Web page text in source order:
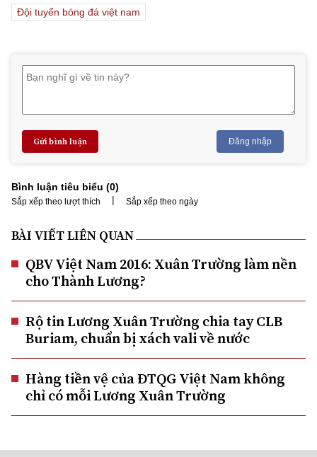
Đội tuyển bóng đá việt nam
Gửi bình luận Đăng nhập
Bình luận tiêu biểu (0)
Sắp xếp theo lượt thích | Sắp xếp theo ngày
BÀI VIẾT LIÊN QUAN
QBV Việt Nam 2016: Xuân Trường làm nền
cho Thành Lương?
Rộ tin Lương Xuân Trường chia tay CLB
Buriam, chuẩn bị xách vali về nước
Hàng tiền vệ của ĐTQG Việt Nam không
chỉ có mỗi Lương Xuân Trường